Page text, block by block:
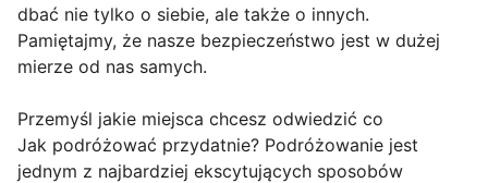
dbać nie tylko o siebie, ale także o innych.
Pamiętajmy, że nasze bezpieczeństwo jest w dużej
mierze od nas samych.
Przemyśl jakie miejsca chcesz odwiedzić co
Jak podróżować przydatnie? Podróżowanie jest
jednym z najbardziej ekscytujących sposobów